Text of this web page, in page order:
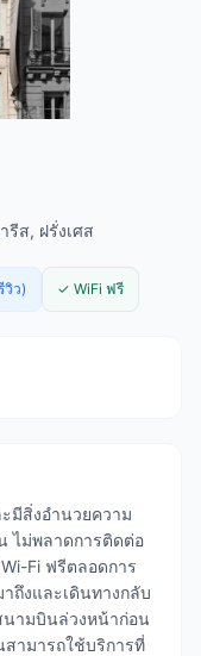
รีส, ฝรั่งเศส
วิว) ✓ WiFi ฟรี
มีสิ่งอำนวยความ
ไม่พลาดการติดต่อ
Fi ฟรีตลอดการ
ถึงและเดินทางกลับ
ามบินล่วงหน้าก่อน
สามารถใช้บริการที่